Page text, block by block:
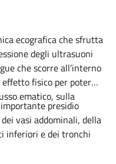
ecografica che sfrutta
degli ultrasuoni
che scorre all’interno
fisico per poter
ematico, sulla
presidio
vasi addominali, della
inferiori e dei tronchi